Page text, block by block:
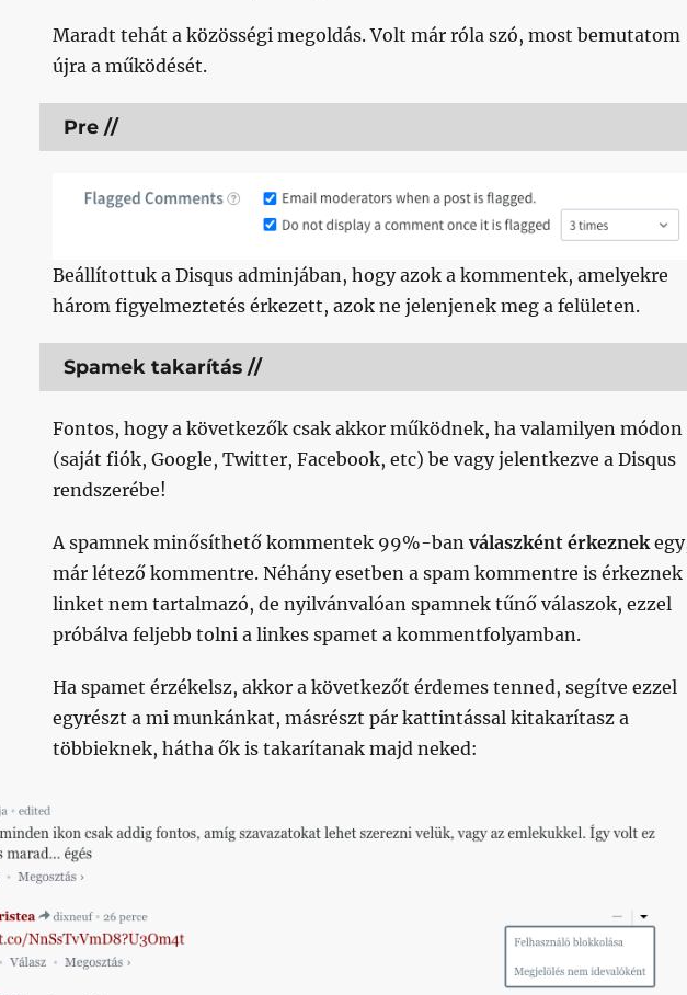
Maradt tehát a közösségi megoldás. Volt már róla szó, most bemutatom
újra a működését.
Pre //
Beállítottuk a Disqus adminjában, hogy azok a kommentek, amelyekre
három figyelmeztetés érkezett, azok ne jelenjenek meg a felületen.
Spamek takarítás //
Fontos, hogy a következők csak akkor működnek, ha valamilyen módon
(saját fiók, Google, Twitter, Facebook, etc) be vagy jelentkezve a Disqus
rendszerébe!
A spamnek minősíthető kommentek 99%-ban válaszként érkeznek
már létező kommentre. Néhány esetben a spam kommentre is érkeznek
linket nem tartalmazó, de nyilvánvalóan spamnek tűnő válaszok, ezzel
próbálva feljebb tolni a linkes spamet a kommentfolyamban.
Ha spamet érzékelsz, akkor a következőt érdemes tenned, segítve ezzel
egyrészt a mi munkánkat, másrészt pár kattintással kitakarítasz a
többieknek, hátha ők is takarítanak majd neked: